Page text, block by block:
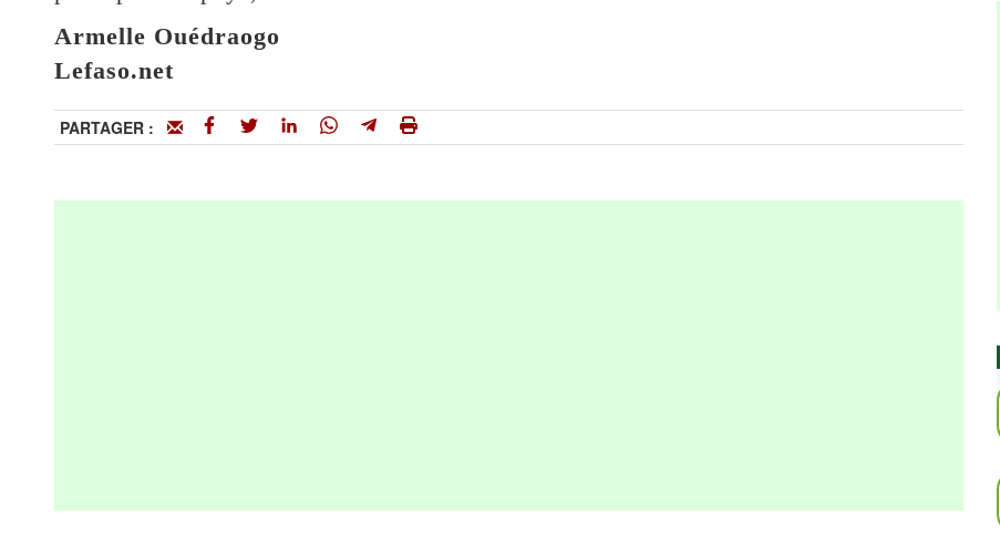
Armelle Ouédraogo
Lefaso.net
PARTAGER :